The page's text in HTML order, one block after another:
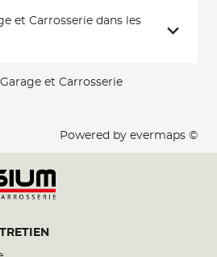
et Carrosserie dans les
et Carrosserie
Powered by evermaps ©